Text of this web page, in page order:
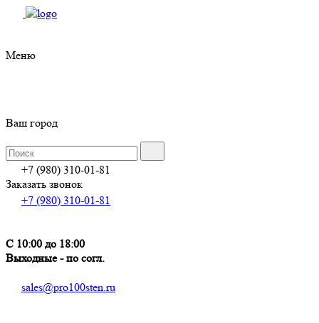
Меню
Ваш город
+7 (980) 310-01-81
Заказать звонок
+7 (980) 310-01-81
С 10:00 до 18:00
Выходные - по согл.
sales@pro100sten.ru